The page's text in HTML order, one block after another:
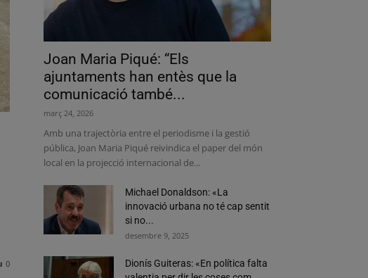
0
Joan Maria Piqué: “Els
ajuntaments han entès que la
comunicació també...
març 24, 2026
Amb una trajectòria entre el periodisme i la gestió
pública, Joan Maria Piqué reivindica el paper del món
local en la projecció internacional de...
Michael Donaldson: «La
innovació urbana no té cap sentit
si no...
desembre 9, 2025
Dionís Guiteras: «En política falta